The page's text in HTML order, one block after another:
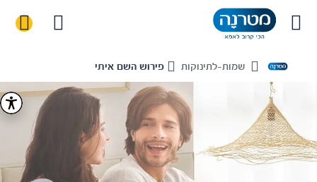
Home שמות-לתינוקות פירוש השם איתי